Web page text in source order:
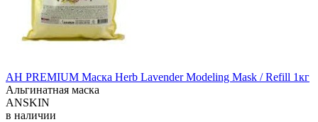
АН PREMIUM Маска Herb Lavender Modeling Mask / Refill 1кг
Альгинатная маска
ANSKIN
в наличии